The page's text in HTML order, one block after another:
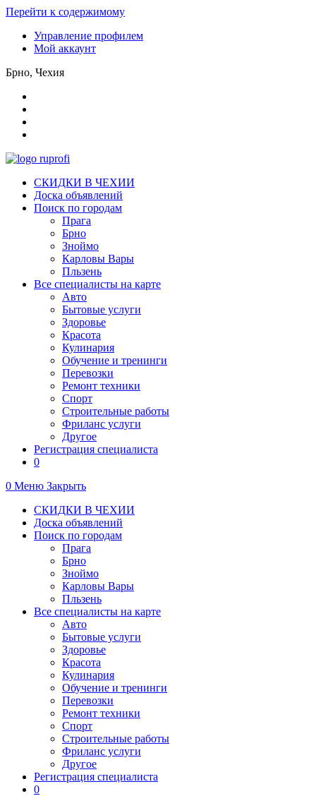
Перейти к содержимому
Управление профилем
Мой аккаунт
Брно, Чехия
СКИДКИ В ЧЕХИИ
Доска объявлений
Поиск по городам
Прага
Брно
Зноймо
Карловы Вары
Пльзень
Все специалисты на карте
Авто
Бытовые услуги
Здоровье
Красота
Кулинария
Обучение и тренинги
Перевозки
Ремонт техники
Спорт
Строительные работы
Фриланс услуги
Другое
Регистрация специалиста
0
0 Меню Закрыть
СКИДКИ В ЧЕХИИ
Доска объявлений
Поиск по городам
Прага
Брно
Зноймо
Карловы Вары
Пльзень
Все специалисты на карте
Авто
Бытовые услуги
Здоровье
Красота
Кулинария
Обучение и тренинги
Перевозки
Ремонт техники
Спорт
Строительные работы
Фриланс услуги
Другое
Регистрация специалиста
0